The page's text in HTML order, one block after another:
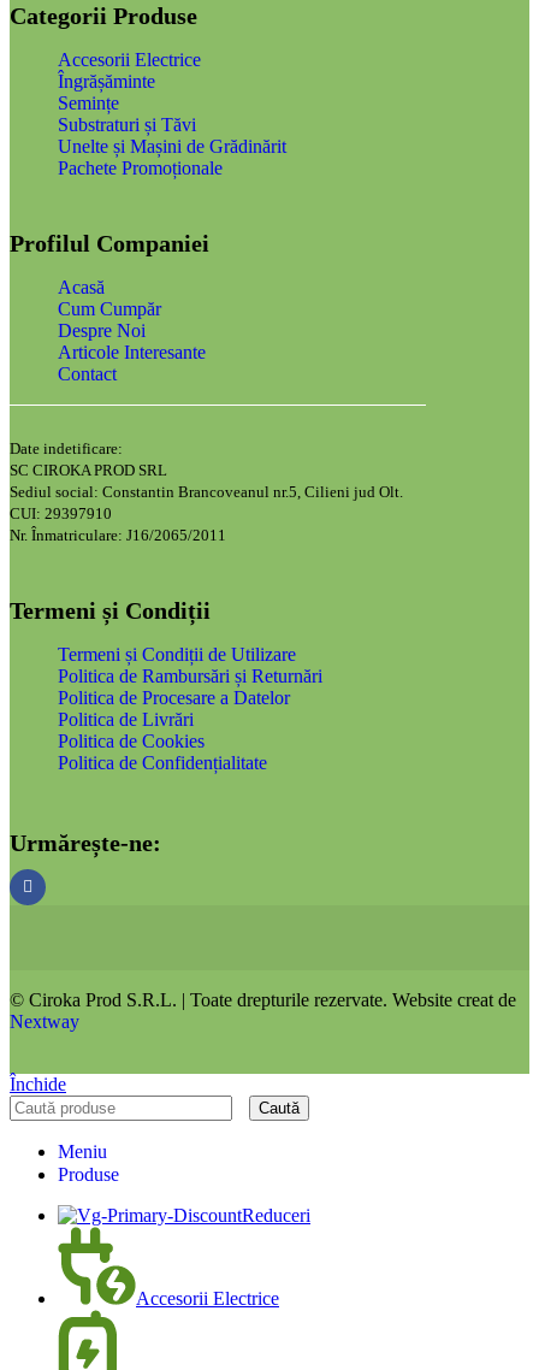
Categorii Produse
Accesorii Electrice
Îngrășăminte
Semințe
Substraturi și Tăvi
Unelte și Mașini de Grădinărit
Pachete Promoționale
Profilul Companiei
Acasă
Cum Cumpăr
Despre Noi
Articole Interesante
Contact
Date indetificare:
SC CIROKA PROD SRL
Sediul social: Constantin Brancoveanul nr.5, Cilieni jud Olt.
CUI: 29397910
Nr. Înmatriculare: J16/2065/2011
Termeni și Condiții
Termeni și Condiții de Utilizare
Politica de Rambursări și Returnări
Politica de Procesare a Datelor
Politica de Livrări
Politica de Cookies
Politica de Confidențialitate
Urmărește-ne:
© Ciroka Prod S.R.L. | Toate drepturile rezervate. Website creat de
Nextway
Închide
Caută
Meniu
Produse
Reduceri
Accesorii Electrice